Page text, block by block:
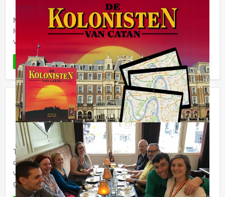
Maak kennis met de Empire City Dinner game van
Holland Tour Guides in Naarden: een hypermodern,
virtueel GPS spel, mét een 3-gangen diner.
LEES MEER Favoriet
La Casa de Papel VR Game
Vanaf€ 37,50 p.p. excl. BTW
Vanaf 12 personen ‐ 2 uur
Teambuilding én een unieke ervaring komen samen bij
de VR-games van Holland Tour Guides. In het centrum
van de stad wordt uw gezelschap ontvangen op een
gezellige ...